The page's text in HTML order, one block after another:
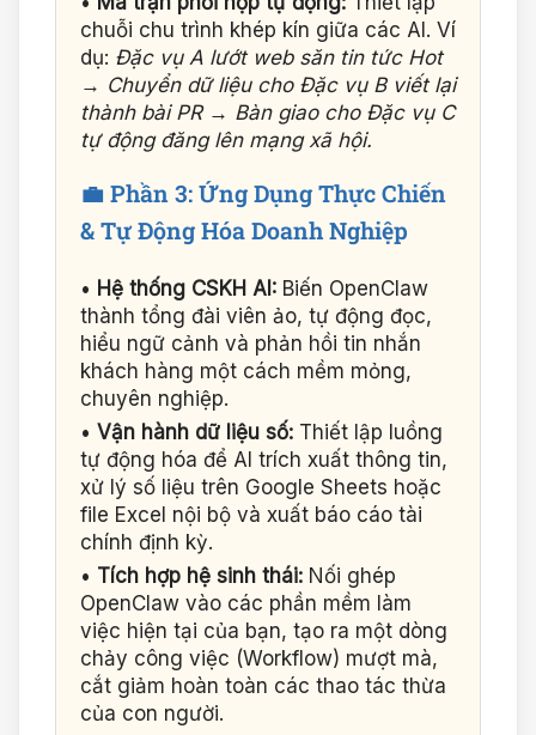
chuỗi chu trình khép kín giữa các AI. Ví
dụ: Đặc vụ A lướt web săn tin tức Hot
→ Chuyển dữ liệu cho Đặc vụ B viết lại
thành bài PR → Bàn giao cho Đặc vụ C
tự động đăng lên mạng xã hội.
💼 Phần 3: Ứng Dụng Thực Chiến
& Tự Động Hóa Doanh Nghiệp
• Hệ thống CSKH AI: Biến OpenClaw
thành tổng đài viên ảo, tự động đọc,
hiểu ngữ cảnh và phản hồi tin nhắn
khách hàng một cách mềm mỏng,
chuyên nghiệp.
• Vận hành dữ liệu số: Thiết lập luồng
tự động hóa để AI trích xuất thông tin,
xử lý số liệu trên Google Sheets hoặc
file Excel nội bộ và xuất báo cáo tài
chính định kỳ.
• Tích hợp hệ sinh thái: Nối ghép
OpenClaw vào các phần mềm làm
việc hiện tại của bạn, tạo ra một dòng
chảy công việc (Workflow) mượt mà,
cắt giảm hoàn toàn các thao tác thừa
của con người.